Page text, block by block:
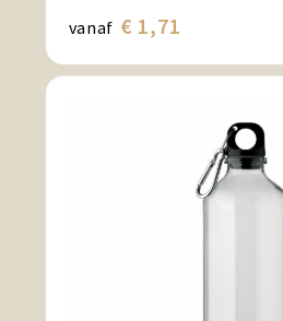
vanaf € 1,71